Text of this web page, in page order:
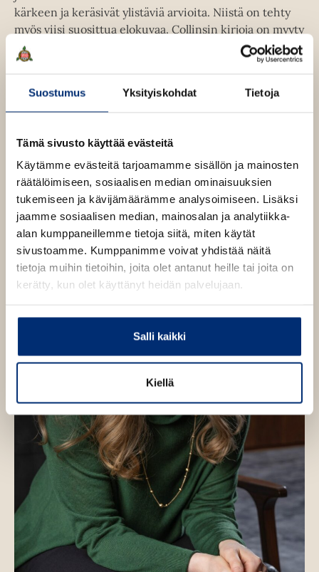
Suostumus Yksityiskohdat Tietoja
Tämä sivusto käyttää evästeitä
Käytämme evästeitä tarjoamamme sisällön ja mainosten
räätälöimiseen, sosiaalisen median ominaisuuksien
tukemiseen ja kävijämäärämme analysoimiseen. Lisäksi
jaamme sosiaalisen median, mainosalan ja analytiikka-
alan kumppaneillemme tietoja siitä, miten käytät
sivustoamme. Kumppanimme voivat yhdistää näitä
tietoja muihin tietoihin, joita olet antanut heille tai joita on
kerätty, kun olet käyttänyt heidän palvelujaan.
Salli kaikki
Kiellä
n
v
l
l
e
t
e
e
n
e
e
v
l
i
e
h
t
e
e
n
u
t
e
e
v
i
e
kärkeen ja keräsivät ylistäviä arvioita. Niistä on tehty
myös viisi suosittua elokuvaa. Collinsin kirjoja on myyty
yli 100 miljoonaa kappaletta ja julkaistu kautta
maailman 53 kielellä.
Lue lisää tekijästä
S
z
a
n
n
e
C
o
l
l
i
n
s